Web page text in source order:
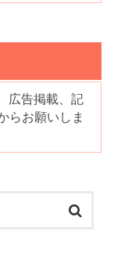
広告掲載、記
らお願いしま